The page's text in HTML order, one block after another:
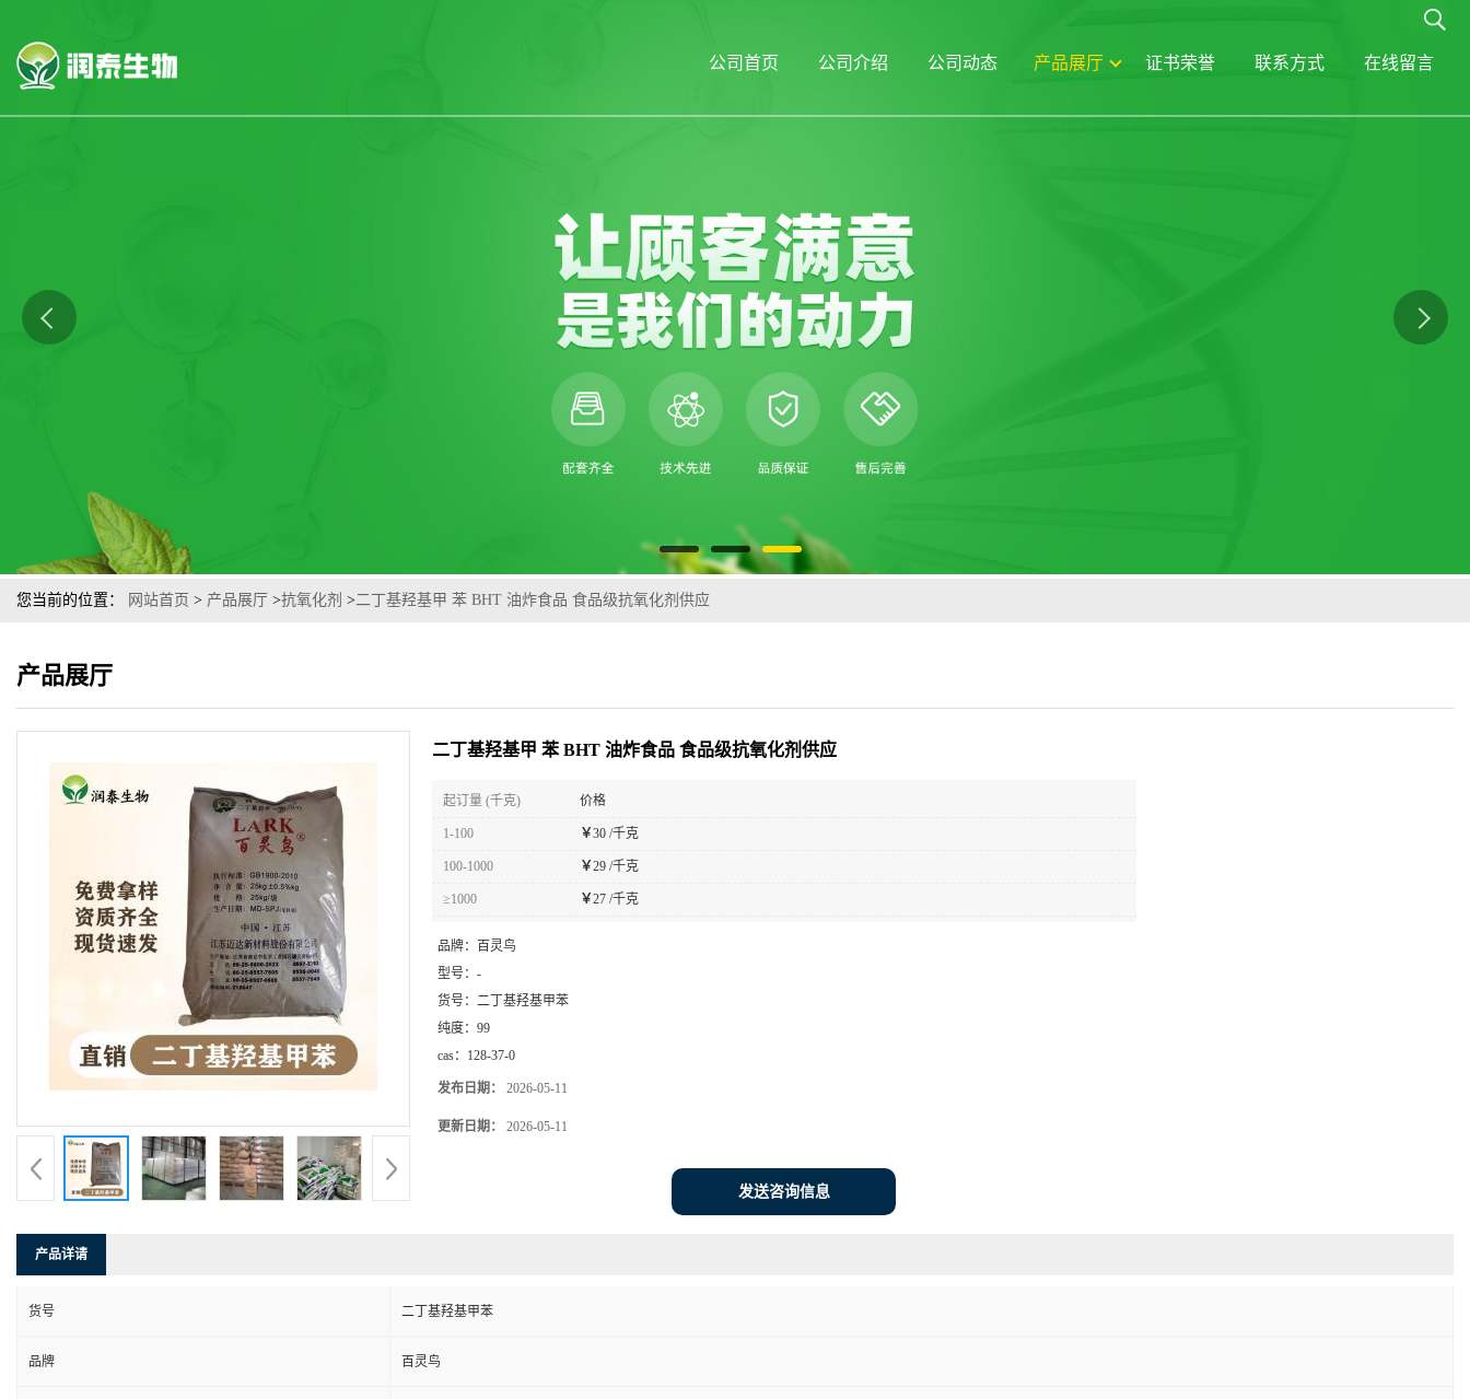
公司首页 公司介绍 公司动态 产品展厅 证书荣誉 联系方式 在线留言
您当前的位置： 网站首页 > 产品展厅 >抗氧化剂 >二丁基羟基甲 苯 BHT 油炸食品 食品级抗氧化剂供应
产品展厅
二丁基羟基甲 苯 BHT 油炸食品 食品级抗氧化剂供应
起订量 (千克) 价格
1-100 ￥30 /千克
100-1000 ￥29 /千克
≥1000 ￥27 /千克
品牌：
百灵鸟
型号： -
货号： 二丁基羟基甲苯
纯度： 99
cas： 128-37-0
发布日期： 2026-05-11
更新日期： 2026-05-11
发送咨询信息
产品详请
货号 二丁基羟基甲苯
品牌 百灵鸟